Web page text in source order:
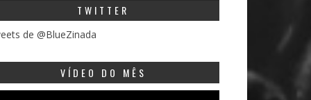
TWITTER
de @BlueZinada
VÍDEO DO MÊS